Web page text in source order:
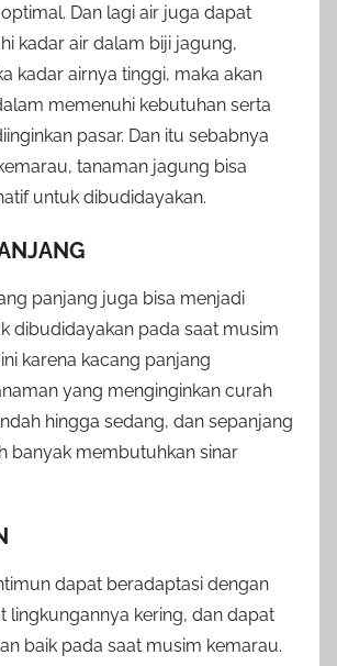
Dan lagi air juga dapat
kadar air dalam biji jagung,
kadar airnya tinggi, maka akan
memenuhi kebutuhan serta
pasar. Dan itu sebabnya
tanaman jagung bisa
untuk dibudidayakan.
panjang juga bisa menjadi
dibudidayakan pada saat musim
karena kacang panjang
yang menginginkan curah
hingga sedang, dan sepanjang
banyak membutuhkan sinar
dapat beradaptasi dengan
lingkungannya kering, dan dapat
baik pada saat musim kemarau.